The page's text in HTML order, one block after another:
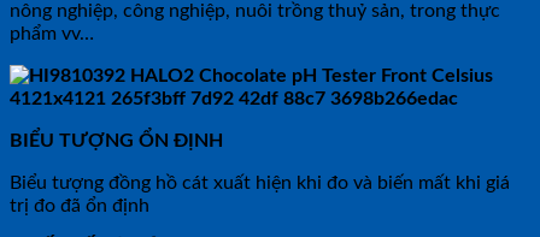
nông nghiệp, công nghiệp, nuôi trồng thuỷ sản, trong thực
phẩm vv…
BIỂU TƯỢNG ỔN ĐỊNH
Biểu tượng đồng hồ cát xuất hiện khi đo và biến mất khi giá
trị đo đã ổn định